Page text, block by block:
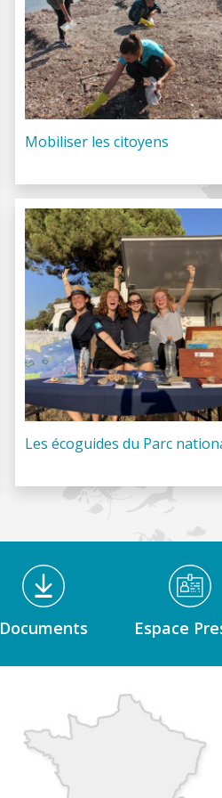
Mobiliser les citoyens
Les écoguides du Parc
Documents Espace